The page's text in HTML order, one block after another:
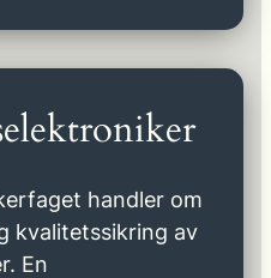
handler om
kvalitetssikring av
En